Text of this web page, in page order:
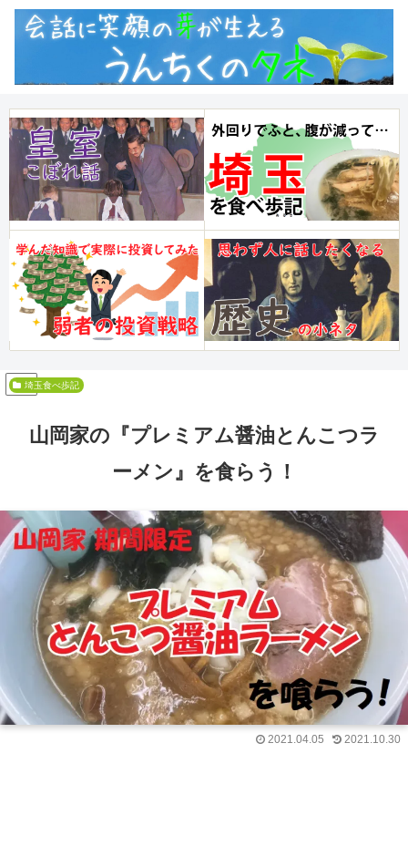
PR
山岡家の『プレミアム醤油とんこつラ
ーメン』を食らう！
2021.04.05 2021.10.30
埼玉食べ歩記